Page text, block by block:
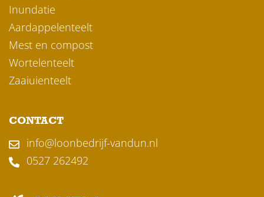
Inundatie
Aardappelenteelt
Mest en compost
Wortelenteelt
Zaaiuienteelt
CONTACT
info@loonbedrijf-vandun.nl
0527 262492